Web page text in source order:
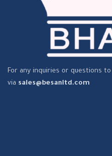
For any inquiries or questions to
via sales@besanltd.com